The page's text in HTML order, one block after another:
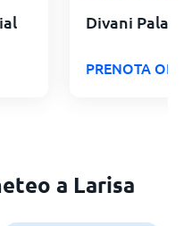
Divani Palace
PRENOTA ORA
a Larisa